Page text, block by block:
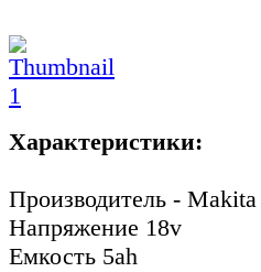
Характеристики:
Производитель - Makita
Напряжение 18v
Емкость 5ah